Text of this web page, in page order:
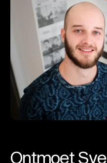
Ontmoet